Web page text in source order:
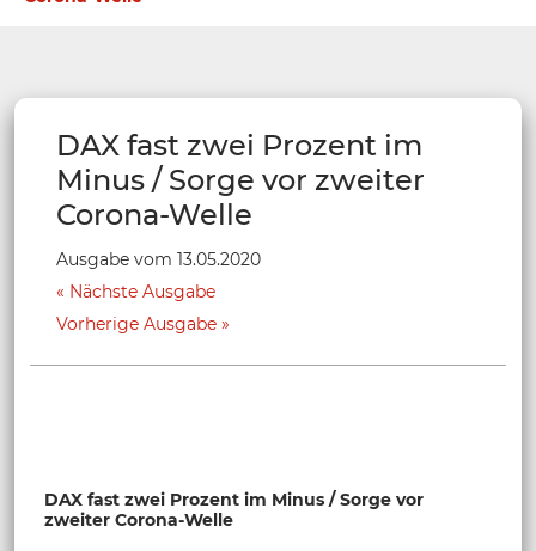
DAX fast zwei Prozent im
Minus / Sorge vor zweiter
Corona-Welle
Ausgabe vom 13.05.2020
Nächste Ausgabe
Vorherige Ausgabe
DAX fast zwei Prozent im Minus / Sorge vor
zweiter Corona-Welle